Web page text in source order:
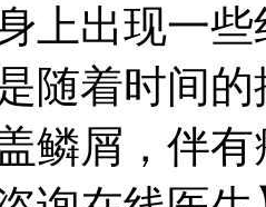
上出现一
随着时间
鳞屑，伴